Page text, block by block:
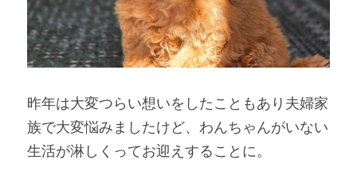
昨年は大変つらい想いをしたこともあり夫婦家
族で大変悩みましたけど、わんちゃんがいない
生活が淋しくってお迎えすることに。